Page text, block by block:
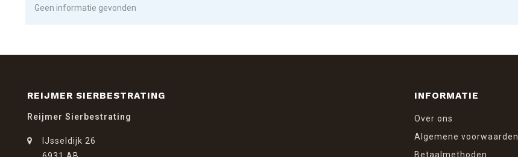
Geen informatie gevonden
REIJMER SIERBESTRATING
Reijmer Sierbestrating
IJsseldijk 26
INFORMATIE
Over ons
Algemene voorwaarden
Betaalmethoden